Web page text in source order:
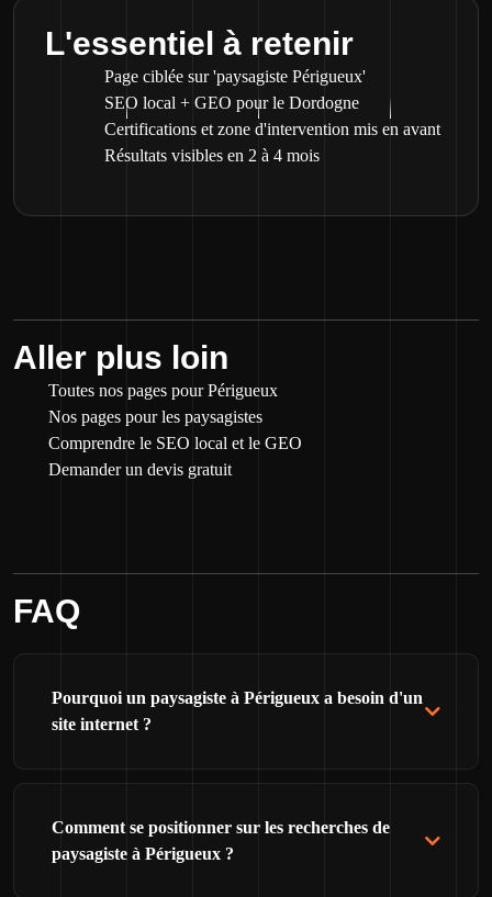
L'essentiel à retenir
Page ciblée sur 'paysagiste Périgueux'
SEO local + GEO pour le Dordogne
Certifications et zone d'intervention mis en avant
Résultats visibles en 2 à 4 mois
Aller plus loin
Toutes nos pages pour Périgueux
Nos pages pour les paysagistes
Comprendre le SEO local et le GEO
Demander un devis gratuit
FAQ
Pourquoi un paysagiste à Périgueux a besoin d'un
site internet ?
Comment se positionner sur les recherches de
paysagiste à Périgueux ?